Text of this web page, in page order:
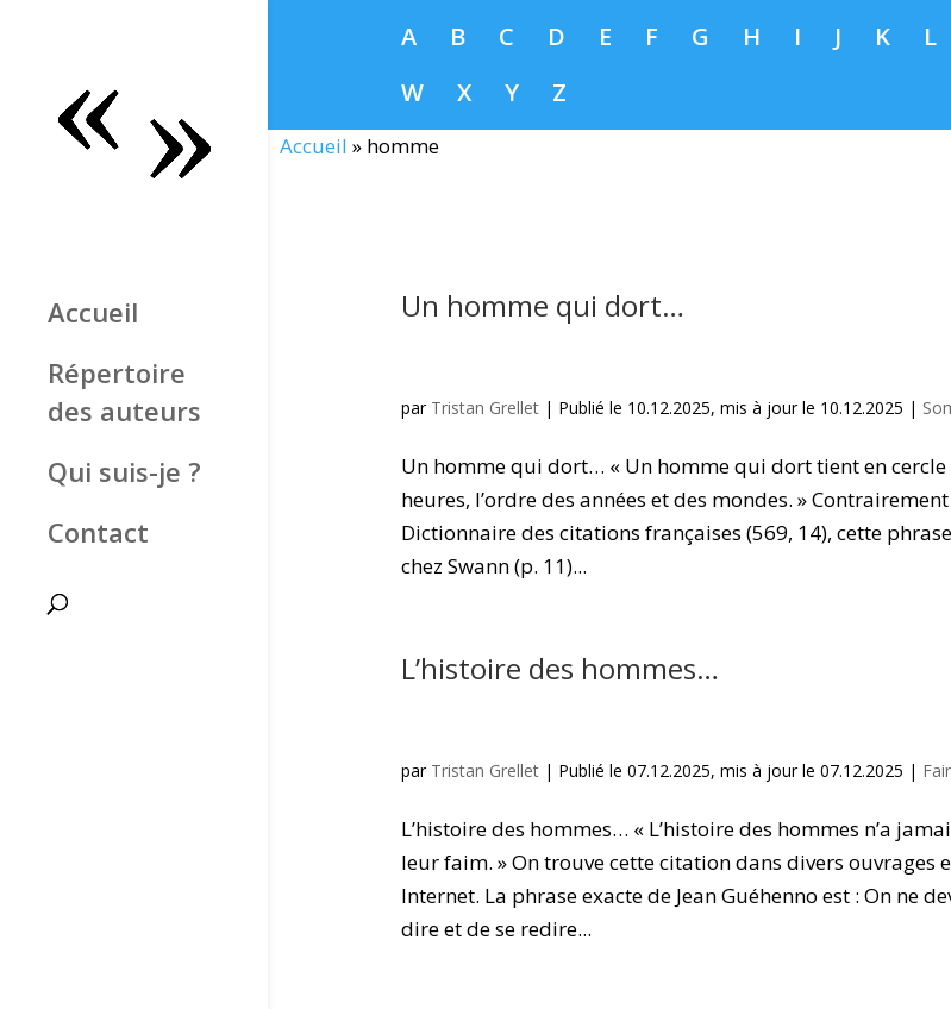
A B C D E F G H I J K L
W
X Y Z
Accueil
Répertoire
des auteurs
Qui suis-je ?
Contact
Accueil » homme
Un homme qui dort…
par Tristan Grellet| Publié le 10.12.2025, mis à jour le 10.12.2025 |
Un homme qui dort… « Un homme qui dort tient en
heures, l’ordre des années et des mondes. »
Dictionnaire des citations françaises (569, 14), cette
chez Swann (p. 11)...
L’histoire des hommes…
par Tristan Grellet| Publié le 07.12.2025, mis à jour le 07.12.2025 |
L’histoire des hommes… « L’histoire des hommes n’a
leur faim. » On trouve cette citation dans divers ouvrages
Internet. La phrase exacte de Jean Guéhenno est : On ne
dire et de se redire...